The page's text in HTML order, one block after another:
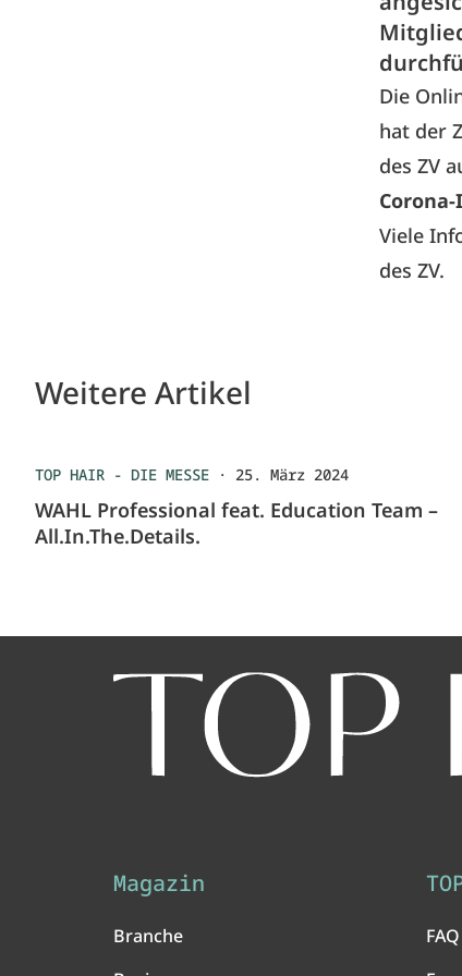
Die
hat der
des ZV
Viele
des ZV.
Weitere Artikel
TOP HAIR - DIE MESSE · 25. März 2024
WAHL Professional feat. Education Team –
All.In.The.Details.
Magazin
Branche
FAQ